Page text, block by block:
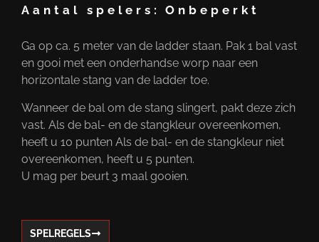
Aantal spelers:
Onbeperkt
Ga op ca. 5 meter van de ladder staan. Pak 1 bal vast
en gooi met een onderhandse worp naar een
horizontale stang van de ladder toe.
Wanneer de bal om de stang slingert, pakt deze zich
vast. Als de bal- en de stangkleur overeenkomen,
heeft u 10 punten Als de bal- en de stangkleur niet
overeenkomen, heeft u 5 punten.
U mag per beurt 3 maal gooien.
SPELREGELS